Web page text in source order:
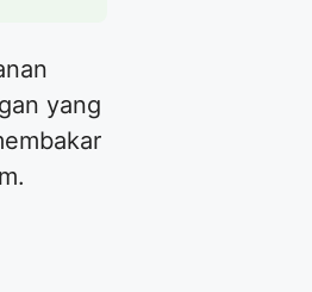
yang